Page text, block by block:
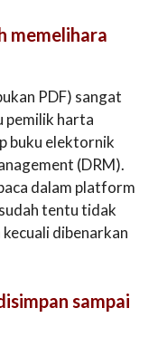
memelihara
PDF) sangat
pemilik harta
buku elektornik
(DRM).
dalam platform
tentu tidak
dibenarkan
sampai